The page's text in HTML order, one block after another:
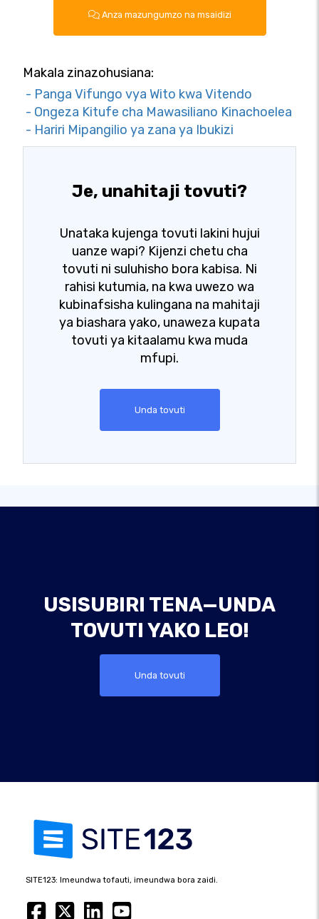
Anza mazungumzo na msaidizi
Makala zinazohusiana:
- Panga Vifungo vya Wito kwa Vitendo
- Ongeza Kitufe cha Mawasiliano Kinachoelea
- Hariri Mipangilio ya zana ya Ibukizi
Je, unahitaji tovuti?
Unataka kujenga tovuti lakini hujui
uanze wapi? Kijenzi chetu cha
tovuti ni suluhisho bora kabisa. Ni
rahisi kutumia, na kwa uwezo wa
kubinafsisha kulingana na mahitaji
ya biashara yako, unaweza kupata
tovuti ya kitaalamu kwa muda
mfupi.
Unda tovuti
USISUBIRI TENA—UNDA
TOVUTI YAKO LEO!
Unda tovuti
SITE123: Imeundwa tofauti, imeundwa bora zaidi.